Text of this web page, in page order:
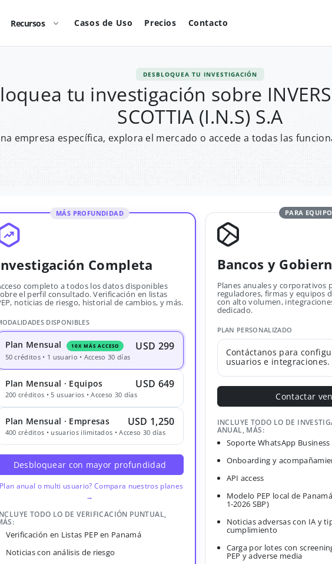
Recursos Casos de Uso Precios Contacto
DESBLOQUEA TU INVESTIGACIÓN
tu investigación sobre
SCOTTIA (I.N.S) S.A
empresa específica, explora el mercado o accede a todas las
MÁS PROFUNDIDAD
Completa
completo a todos los datos disponibles
el perfil consultado. Verificación en listas
noticias de riesgo, historial de cambios, y más.
DISPONIBLES
Plan Mensual 10X MÁS ACCESO USD 299
50 créditos • 1 usuario • Acceso 30 días
Plan Mensual · Equipos USD 649
200 créditos • 5 usuarios • Acceso 30 días
Plan Mensual · Empresas USD 1,250
400 créditos • usuarios ilimitados • Acceso 30 días
Desbloquear con mayor profundidad
anual o multi usuario? Compara nuestros planes
→
TODO LO DE VERIFICACIÓN PUNTUAL,
Verificación en Listas PEP en Panamá
Noticias con análisis de riesgo
PARA
Bancos y
Planes anuales y corporativos
reguladores, firmas y equipos
con alto volumen,
dedicado.
PLAN PERSONALIZADO
Contáctanos para
usuarios e integraciones.
Contactar
INCLUYE TODO LO DE
ANUAL, MÁS:
Soporte WhatsApp Business
Onboarding y
API access
Modelo PEP local de
1-2026 SBP)
Noticias adversas con IA y
cumplimiento
Carga por lotes con
PEP y adverse media